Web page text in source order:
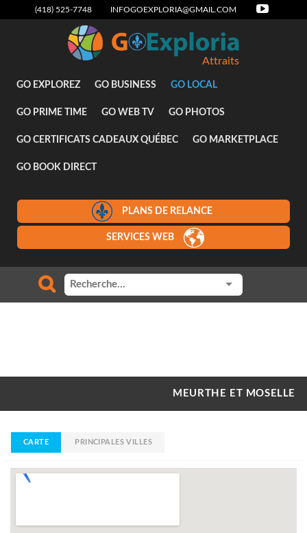
(418) 525-7748 INFOGOEXPLORIA@GMAIL.COM
Attraits
GO EXPLOREZ GO BUSINESS GO LOCAL
GO PRIME TIME GO WEB TV GO PHOTOS
GO CERTIFICATS CADEAUX QUÉBEC GO MARKETPLACE
GO BOOK DIRECT
PLANS DE RELANCE
SERVICES WEB
MEURTHE ET MOSELLE
CARTE PRINCIPALES VILLES